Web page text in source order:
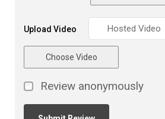
Upload Video
Choose Video
Review anonymously